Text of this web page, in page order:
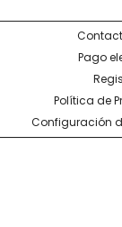
Pago
Política de
Configuración